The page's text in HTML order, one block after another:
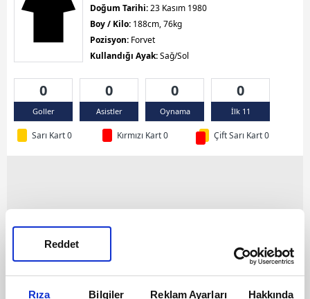
Rıza Bilgiler Reklam Ayarları Hakkında
Reddet
Doğum Tarihi:23 Kasım 1980
Boy / Kilo: 188cm, 76kg
Pozisyon: Forvet
Kullandığı Ayak:Sağ/Sol
0
Goller
0
Asistler
0
Oynama
0
İlk 11
Sarı Kart 0 Kırmızı Kart 0 Çift Sarı Kart 0